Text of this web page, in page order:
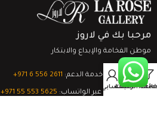
مرحبا بك في لاروز
موطن الفخامة والإبداع والابتكار
تواصل مع خدمة الدعم: ‎+971 6 556 2611
الدعم الفني عبر الواتساب: ‎+971 55 553 5625
قائمة الرغبات
0
السلةحسابي